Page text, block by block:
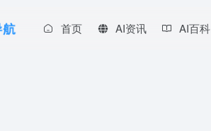
首页 AI资讯 AI百科